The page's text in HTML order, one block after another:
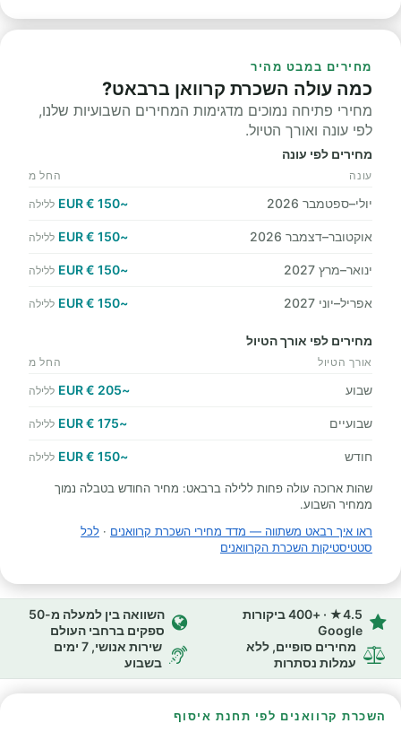
מחירים במבט מהיר
כמה עולה השכרת קרוואן ברבאט?
מחירי פתיחה נמוכים מדגימות המחירים השבועיות שלנו,
לפי עונה ואורך הטיול.
מחירים לפי עונה
עונה החל מ
יולי–ספטמבר 2026 ~150 € EUR ללילה
אוקטובר–דצמבר 2026 ~150 € EUR ללילה
ינואר–מרץ 2027 ~150 € EUR ללילה
אפריל–יוני 2027 ~150 € EUR ללילה
מחירים לפי אורך הטיול
אורך הטיול החל מ
שבוע ~205 € EUR ללילה
שבועיים ~175 € EUR ללילה
חודש ~150 € EUR ללילה
שהות ארוכה עולה פחות ללילה ברבאט: מחיר החודש בטבלה נמוך
ממחיר השבוע.
ראו איך רבאט משתווה — מדד מחירי השכרת קרוואנים · לכל
סטטיסטיקות השכרת הקרוואנים
4.5★ · +400 ביקורות
Google
השוואה בין למעלה מ-50
ספקים ברחבי העולם
מחירים סופיים, ללא
עמלות נסתרות
שירות אנושי, 7 ימים
בשבוע
השכרת קרוואנים לפי תחנת איסוף